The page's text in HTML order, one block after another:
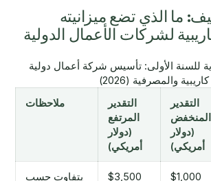
ما الذي تضع ميزانيته
لشركات الأعمال الدولية
للسنة الأولى: تأسيس شركة أعمال دولية
كاريبية والمصرفية (2026)
التقدير
المنخفض
(دولار
أمريكي)
التقدير
المرتفع
(دولار
أمريكي)
ملاحظات
$1,000
$3,500
يتفاوت حسب